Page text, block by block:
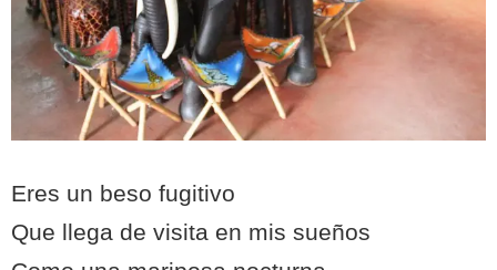
Eres un beso fugitivo
Que llega de visita en mis sueños